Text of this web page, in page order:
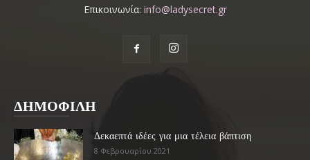
Επικοινωνία: info@ladysecret.gr
ΔΗΜΟΦΙΛΗ
Δεκαεπτά ιδέες για μια τέλεια βάπτιση
8 Φεβρουαρίου 2021